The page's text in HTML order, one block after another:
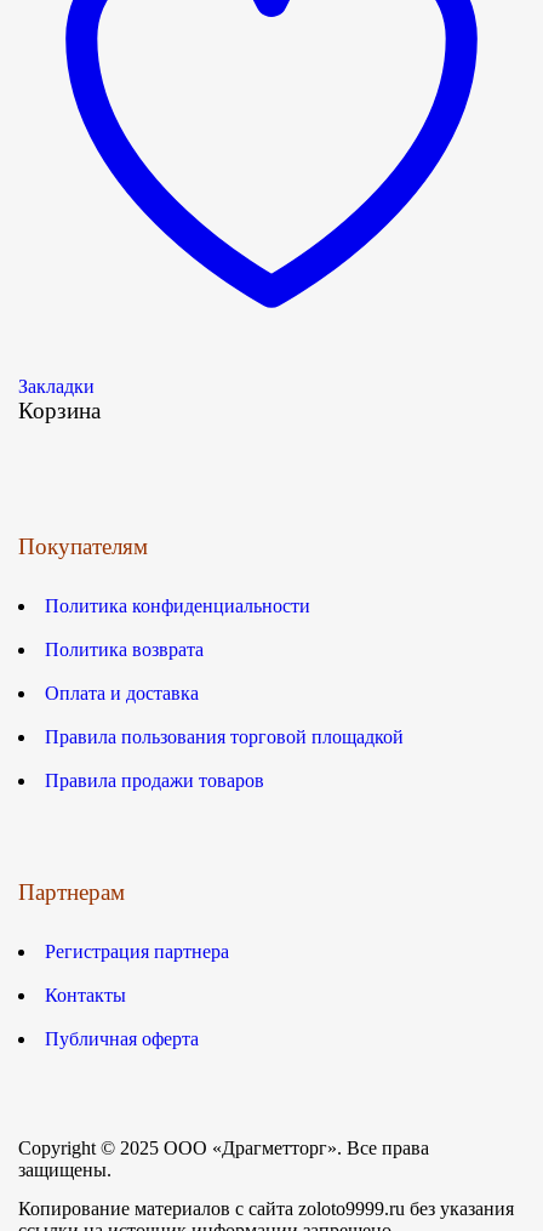
Закладки
Корзина
Покупателям
Политика конфиденциальности
Политика возврата
Оплата и доставка
Правила пользования торговой площадкой
Правила продажи товаров
Партнерам
Регистрация партнера
Контакты
Публичная оферта
Copyright © 2025 ООО «Драгметторг». Все права
защищены.
Копирование материалов с сайта zoloto9999.ru без указания